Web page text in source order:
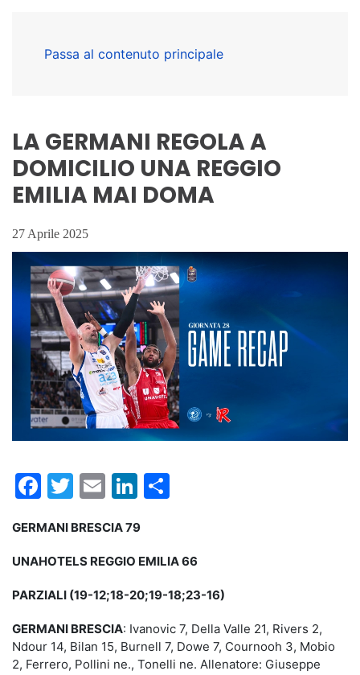
Passa al contenuto principale
LA GERMANI REGOLA A
DOMICILIO UNA REGGIO
EMILIA MAI DOMA
27 Aprile 2025
Facebook
Twitter
EmailLinkedIn
GERMANI BRESCIA 79
UNAHOTELS REGGIO EMILIA 66
PARZIALI (19-12;18-20;19-18;23-16)
GERMANI BRESCIA: Ivanovic 7, Della Valle 21, Rivers 2,
Ndour 14, Bilan 15, Burnell 7, Dowe 7, Cournooh 3, Mobio
2, Ferrero, Pollini ne., Tonelli ne. Allenatore: Giuseppe